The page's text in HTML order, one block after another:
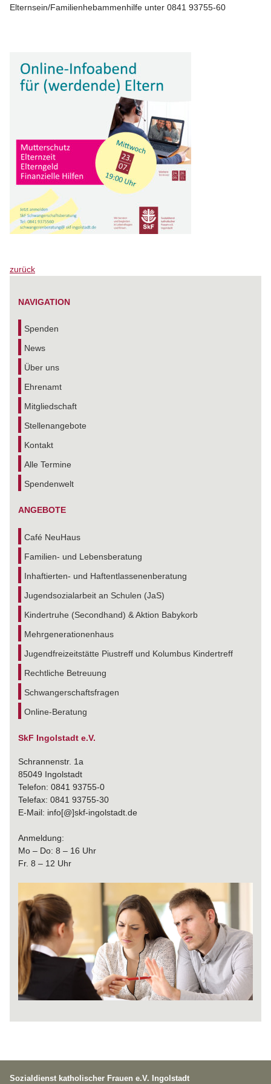
Elternsein/Familienhebammenhilfe unter 0841 93755-60
zurück
NAVIGATION
Spenden
News
Über uns
Ehrenamt
Mitgliedschaft
Stellenangebote
Kontakt
Alle Termine
Spendenwelt
ANGEBOTE
Café NeuHaus
Familien- und Lebensberatung
Inhaftierten- und Haftentlassenenberatung
Jugendsozialarbeit an Schulen (JaS)
Kindertruhe (Secondhand) & Aktion Babykorb
Mehrgenerationenhaus
Jugendfreizeitstätte Piustreff und Kolumbus Kindertreff
Rechtliche Betreuung
Schwangerschaftsfragen
Online-Beratung
SkF Ingolstadt e.V.
Schrannenstr. 1a
85049 Ingolstadt
Telefon: 0841 93755-0
Telefax: 0841 93755-30
E-Mail: info[@]skf-ingolstadt.de
Anmeldung:
Mo – Do: 8 – 16 Uhr
Fr. 8 – 12 Uhr
Sozialdienst katholischer Frauen e.V. Ingolstadt